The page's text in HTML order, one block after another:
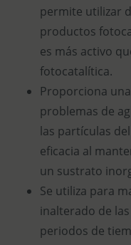
permite utilizar
productos
es más activo
fotocatalítica.
Proporciona
problemas de
las partículas
eficacia al
un sustrato
Se utiliza para
inalterado de
periodos de